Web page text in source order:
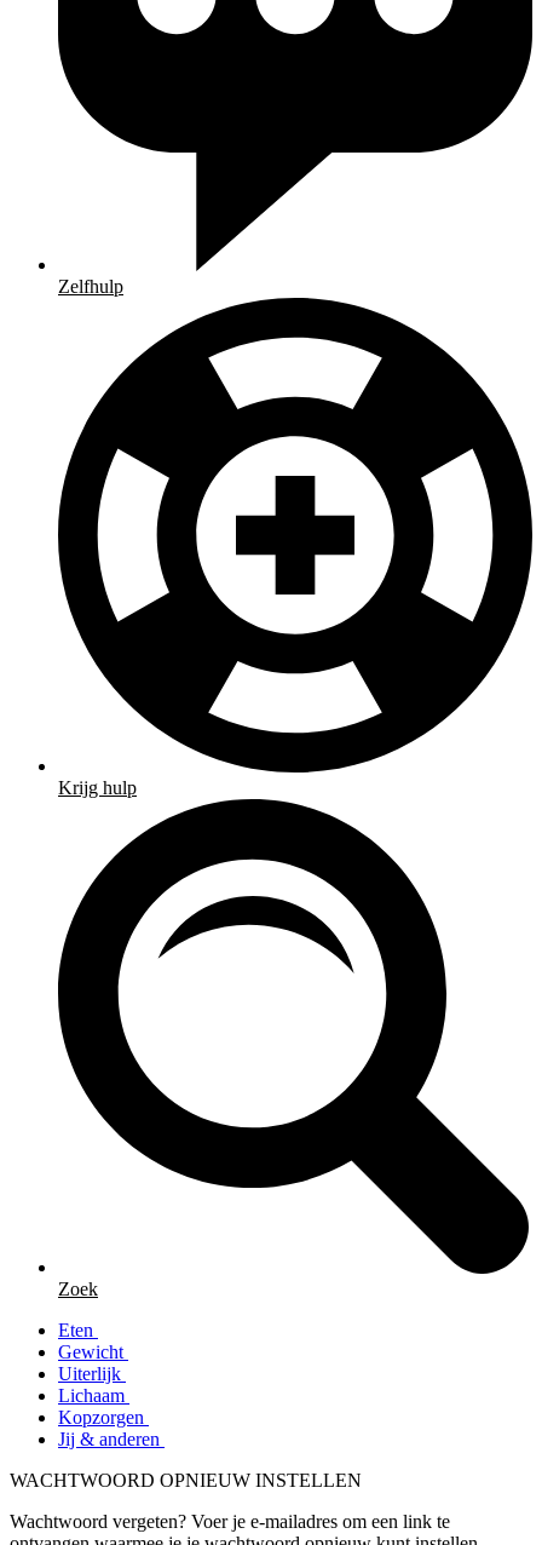
Zelfhulp
Krijg hulp
Zoek
Eten
Gewicht
Uiterlijk
Lichaam
Kopzorgen
Jij & anderen
WACHTWOORD OPNIEUW INSTELLEN
Wachtwoord vergeten? Voer je e-mailadres om een link te